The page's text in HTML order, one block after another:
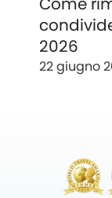
2026
22 giugno